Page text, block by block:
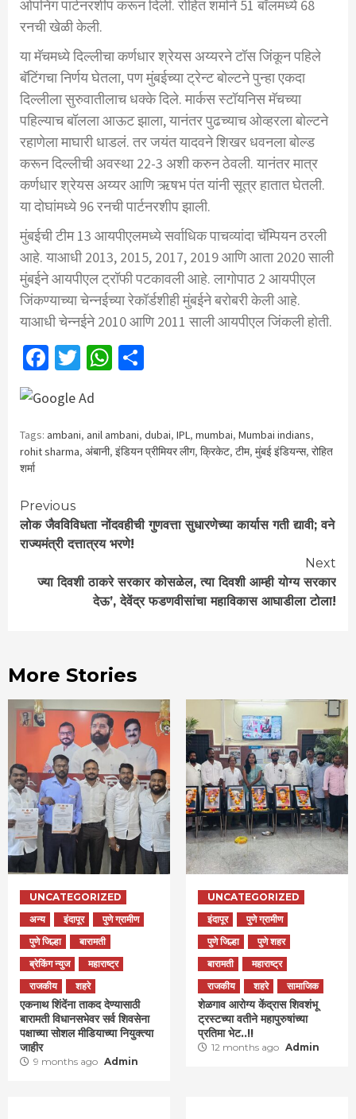
ओपनिंग पार्टनरशीप करून दिली. रोहित शर्माने 51 बॉलमध्ये 68
रनची खेळी केली.
या मॅचमध्ये दिल्लीचा कर्णधार श्रेयस अय्यरने टॉस जिंकून पहिले
बॅटिंगचा निर्णय घेतला, पण मुंबईच्या ट्रेन्ट बोल्टने पुन्हा एकदा
दिल्लीला सुरुवातीलाच धक्के दिले. मार्कस स्टॉयनिस मॅचच्या
पहिल्याच बॉलला आऊट झाला, यानंतर पुढच्याच ओव्हरला बोल्टने
रहाणेला माघारी धाडलं. तर जयंत यादवने शिखर धवनला बोल्ड
करून दिल्लीची अवस्था 22-3 अशी करुन ठेवली. यानंतर मात्र
कर्णधार श्रेयस अय्यर आणि ऋषभ पंत यांनी सूत्र हातात घेतली.
या दोघांमध्ये 96 रनची पार्टनरशीप झाली.
मुंबईची टीम 13 आयपीएलमध्ये सर्वाधिक पाचव्यांदा चॅम्पियन ठरली
आहे. याआधी 2013, 2015, 2017, 2019 आणि आता 2020 साली
मुंबईने आयपीएल ट्रॉफी पटकावली आहे. लागोपाठ 2 आयपीएल
जिंकण्याच्या चेन्नईच्या रेकॉर्डशीही मुंबईने बरोबरी केली आहे.
याआधी चेन्नईने 2010 आणि 2011 साली आयपीएल जिंकली होती.
Facebook
TwitterWhatsApp
Tags: ambani, anil ambani, dubai, IPL, mumbai, Mumbai indians,
rohit sharma, अंबानी, इंडियन प्रीमियर लीग, क्रिकेट, टीम, मुंबई इंडियन्स, रोहित
शर्मा
Continue
Reading
Previous
लोक जैवविविधता नोंदवहीची गुणवत्ता सुधारणेच्या कार्यास गती द्यावी; वने
राज्यमंत्री दत्तात्रय भरणे!
Next
ज्या दिवशी ठाकरे सरकार कोसळेल, त्या दिवशी आम्ही योग्य सरकार
देऊ’, देवेंद्र फडणवीसांचा महाविकास आघाडीला टोला!
More Stories
UNCATEGORIZED
अन्य
इंदापूर
पुणे ग्रामीण
पुणे जिल्हा
बारामती
ब्रेकिंग न्युज
महाराष्ट्र
राजकीय
शहरे
एकनाथ शिंदेंना ताकद देण्यासाठी
बारामती विधानसभेवर सर्व शिवसेना
पक्षाच्या सोशल मीडियाच्या नियुक्त्या
जाहीर
9 months ago Admin
UNCATEGORIZED
इंदापूर
पुणे ग्रामीण
पुणे जिल्हा
पुणे शहर
बारामती
महाराष्ट्र
राजकीय
शहरे सामाजिक
शेळगाव आरोग्य केंद्रास शिवशंभू
ट्रस्टच्या वतीने महापुरुषांच्या
प्रतिमा भेट..!!
12 months ago Admin